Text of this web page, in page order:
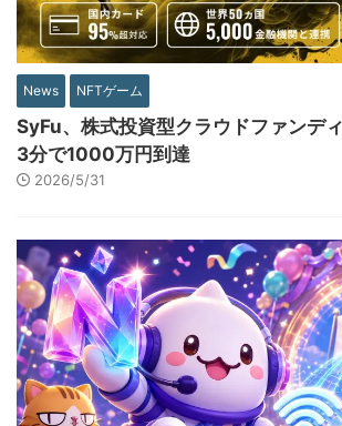
News NFTゲーム
SyFu、株式投資型クラウドファンデ
3分で1000万円到達
2026/5/31